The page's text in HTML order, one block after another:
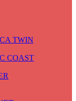
TWIN
COAST